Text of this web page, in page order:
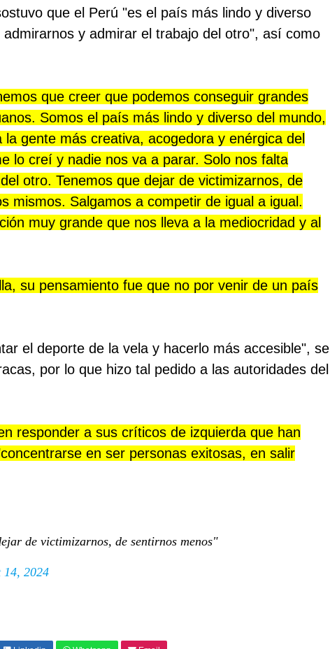
que el Perú "es el país más lindo y diverso
y admirar el trabajo del otro", así como
que creer que podemos conseguir grandes
Somos el país más lindo y diverso del mundo,
gente más creativa, acogedora y enérgica del
lo creí y nadie nos va a parar. Solo nos falta
otro. Tenemos que dejar de victimizarnos, de
mismos. Salgamos a competir de igual a igual.
muy grande que nos lleva a la mediocridad y al
su pensamiento fue que no por venir de un país
el deporte de la vela y hacerlo más accesible", se
por lo que hizo tal pedido a las autoridades del
responder a sus críticos de izquierda que han
en ser personas exitosas, en salir
de victimizarnos, de sentirnos menos"
14, 2024